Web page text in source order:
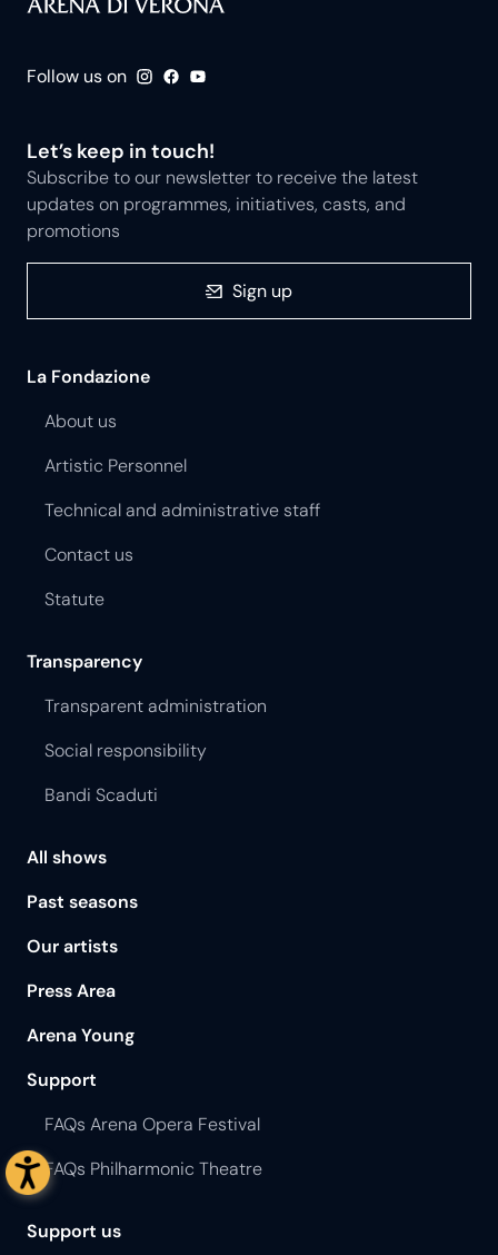
Follow us on
Let’s keep in touch!
Subscribe to our newsletter to receive the latest
updates on programmes, initiatives, casts, and
promotions
Sign up
La Fondazione
About us
Artistic Personnel
Technical and administrative staff
Contact us
Statute
Transparency
Transparent administration
Social responsibility
Bandi Scaduti
All shows
Past seasons
Our artists
Press Area
Arena Young
Support
FAQs Arena Opera Festival
FAQs Philharmonic Theatre
Support us